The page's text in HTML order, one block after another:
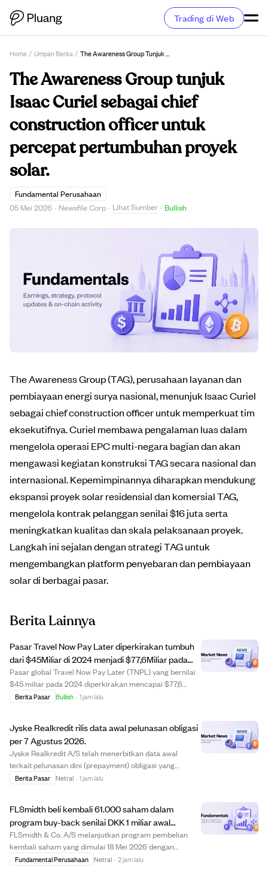
Trading di Web
Home / Umpan Berita / The Awareness Group Tunjuk Isaac Curiel Sebagai Chief Construction Officer Untuk Percepat Pertumbuhan Proyek Solar.
The Awareness Group tunjuk
Isaac Curiel sebagai chief
construction officer untuk
percepat pertumbuhan proyek
solar.
Fundamental Perusahaan
05 Mei 2026 · Newsfile Corp · Lihat Sumber · Bullish
The Awareness Group (TAG), perusahaan layanan dan
pembiayaan energi surya nasional, menunjuk Isaac Curiel
sebagai chief construction officer untuk memperkuat tim
eksekutifnya. Curiel membawa pengalaman luas dalam
mengelola operasi EPC multi-negara bagian dan akan
mengawasi kegiatan konstruksi TAG secara nasional dan
internasional. Kepemimpinannya diharapkan mendukung
ekspansi proyek solar residensial dan komersial TAG,
mengelola kontrak pelanggan senilai $16 juta serta
meningkatkan kualitas dan skala pelaksanaan proyek.
Langkah ini sejalan dengan strategi TAG untuk
mengembangkan platform penyebaran dan pembiayaan
solar di berbagai pasar.
Berita Lainnya
Pasar Travel Now Pay Later diperkirakan tumbuh
dari $45Miliar di 2024 menjadi $77,6Miliar pada
2030.
Pasar global Travel Now Pay Later (TNPL) yang bernilai
$45 miliar pada 2024 diperkirakan mencapai $77,6
miliar pada 2030 dengan pertumbuhan CAGR 9,5%.
fleksibel...
Berita Pasar Bullish · 1 jam lalu
Jyske Realkredit rilis data awal pelunasan obligasi
per 7 Agustus 2026.
Jyske Realkredit A/S telah menerbitkan data awal
terkait pelunasan dini (prepayment) obligasi yang
diterbitkannya, per tanggal 7 Agustus 2026.
men...
Berita Pasar Netral · 1 jam lalu
FLSmidth beli kembali 61.000 saham dalam
program buy-back senilai DKK 1 miliar awal
Agustus 2026
FLSmidth & Co. A/S melanjutkan program pembelian
kembali saham yang dimulai 18 Mei 2026 dengan
membeli 61.000 saham antara 3 dan 7 Agustus 2026
Fundamental Perusahaan Netral · 2 jam lalu